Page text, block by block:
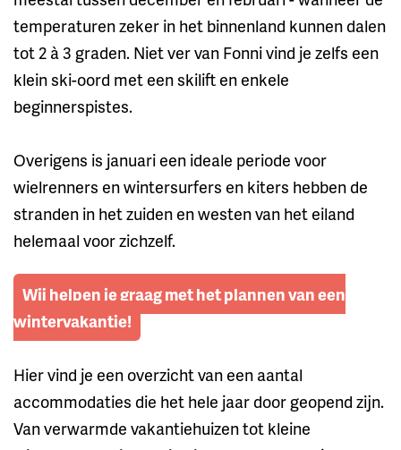
temperaturen zeker in het binnenland kunnen dalen
tot 2 à 3 graden. Niet ver van Fonni vind je zelfs een
klein ski-oord met een skilift en enkele
beginnerspistes.
Overigens is januari een ideale periode voor
wielrenners en wintersurfers en kiters hebben de
stranden in het zuiden en westen van het eiland
helemaal voor zichzelf.
Wij helpen je graag met het plannen van een
wintervakantie!
Hier vind je een overzicht van een aantal
accommodaties die het hele jaar door geopend zijn.
Van verwarmde vakantiehuizen tot kleine